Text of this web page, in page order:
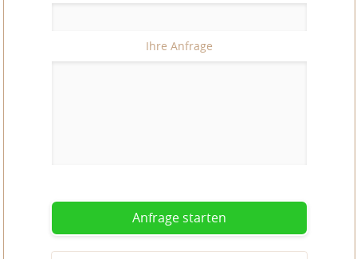
Ihre Anfrage
Anfrage starten